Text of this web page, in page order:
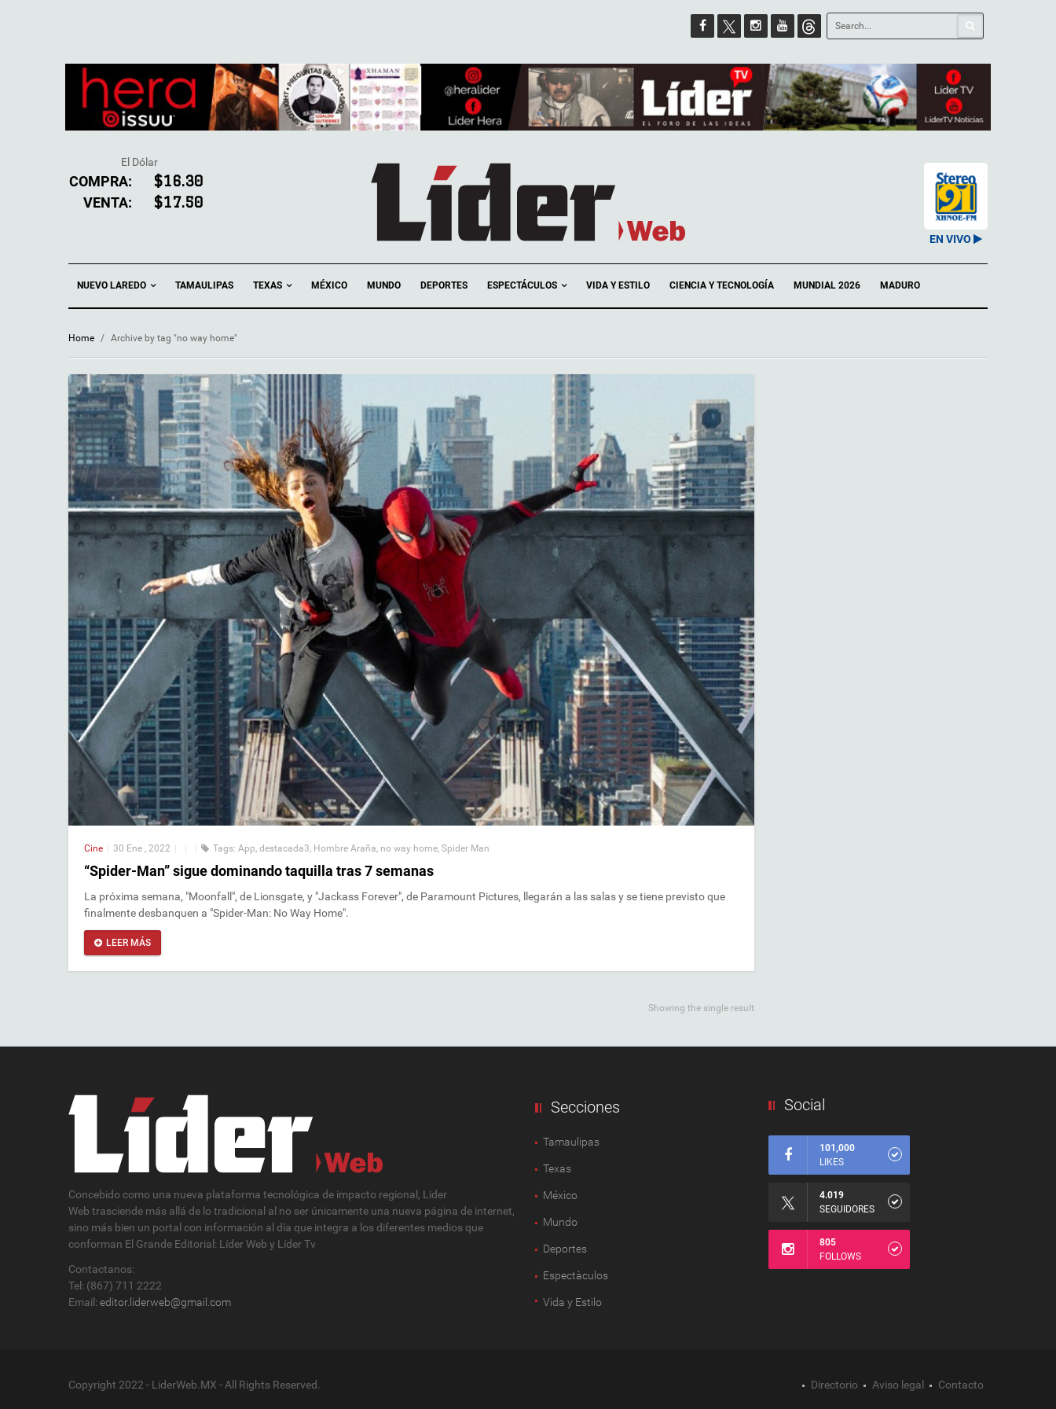
El Dólar
COMPRA: $16.30
VENTA: $17.50
EN VIVO
NUEVO LAREDO TAMAULIPAS TEXAS MÉXICO MUNDO DEPORTES ESPECTÁCULOS VIDA Y ESTILO CIENCIA Y TECNOLOGÍA MUNDIAL 2026 MADURO
Home / Archive by tag "no way home"
Cine | 30 Ene , 2022 | | | Tags: App destacada3 Hombre Araña no way home Spider Man
“Spider-Man” sigue dominando taquilla tras 7 semanas
La próxima semana, "Moonfall", de Lionsgate, y "Jackass Forever", de Paramount Pictures, llegarán a las salas y se tiene previsto que
finalmente desbanquen a "Spider-Man: No Way Home".
LEER MÁS
Showing the single result
Concebido como una nueva plataforma tecnológica de impacto regional, Lider
Web trasciende más allá de lo tradicional al no ser únicamente una nueva página de internet,
sino más bien un portal con información al día que integra a los diferentes medios que
conforman El Grande Editorial: Líder Web y Líder Tv
Contactanos:
Tel: (867) 711 2222
Email: editor.liderweb@gmail.com
Secciones
Tamaulipas
Texas
México
Mundo
Deportes
Espectàculos
Vida y Estilo
Social
101,000
LIKES
4.019
SEGUIDORES
805
FOLLOWS
Copyright 2022 - LiderWeb.MX - All Rights Reserved. Directorio Aviso legal Contacto